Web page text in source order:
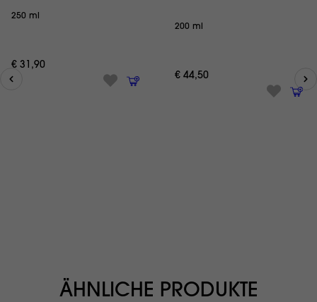
250 ml
€ 31,90
200 ml
€ 44,50
ÄHNLICHE PRODUKTE